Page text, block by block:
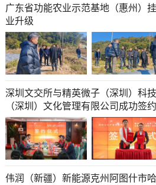
广东省功能农业示范基地（惠州）
业升级
深圳文交所与精英微子（深圳）科
（深圳）文化管理有限公司成功签
伟润（新疆）新能源克州阿图什市